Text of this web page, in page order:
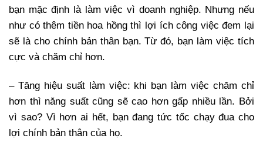
bạn mặc định là làm việc vì doanh nghiệp. Nhưng nếu
như có thêm tiền hoa hồng thì lợi ích công việc đem lại
sẽ là cho chính bản thân bạn. Từ đó, bạn làm việc tích
cực và chăm chỉ hơn.
– Tăng hiệu suất làm việc: khi bạn làm việc chăm chỉ
hơn thì năng suất cũng sẽ cao hơn gấp nhiều lần. Bởi
vì sao? Vì hơn ai hết, bạn đang tức tốc chạy đua cho
lợi chính bản thân của họ.